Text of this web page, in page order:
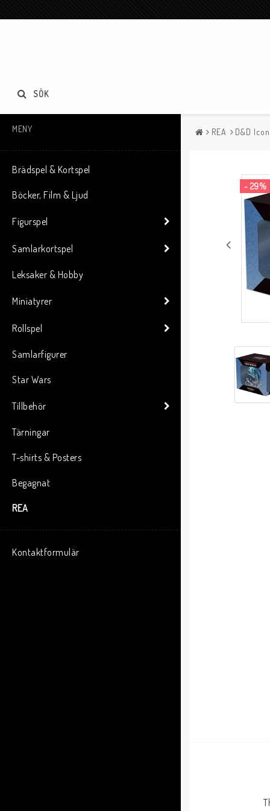
SÖK
MENY
Brädspel & Kortspel
Böcker, Film & Ljud
Figurspel
Samlarkortspel
Leksaker & Hobby
Miniatyrer
Rollspel
Samlarfigurer
Star Wars
Tillbehör
Tärningar
T-shirts & Posters
Begagnat
REA
Kontaktformulär
REA D&D
- 29%